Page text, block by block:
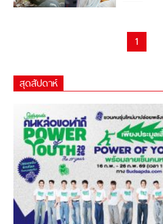
1
สุดสัปดาห์